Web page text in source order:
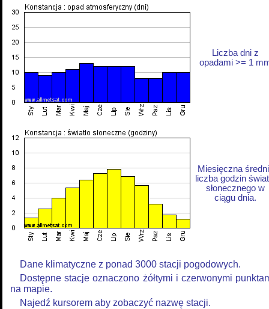
Liczba dni z
opadami >= 1
Miesięczna
liczba godzin
słonecznego w
ciągu dnia.
Dane klimatyczne z ponad 3000 stacji pogodowych.
Dostępne stacje oznaczono żółtymi i czerwonymi
na mapie.
Najedź kursorem aby zobaczyć nazwę stacji.